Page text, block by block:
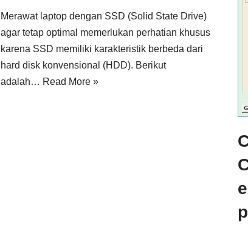
Merawat laptop dengan SSD (Solid State Drive)
agar tetap optimal memerlukan perhatian khusus
karena SSD memiliki karakteristik berbeda dari
hard disk konvensional (HDD). Berikut
adalah… Read More »